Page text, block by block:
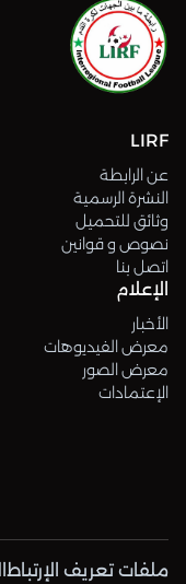
LIRF
عن الرابطة
النشرة الرسمية
وثائق للتحميل
نصوص و قوانين
اتصل بنا
الإعلام
الأخبار
معرض الفيديوهات
معرض الصور
الإعتمادات
ملفات تعريف الإرتباط